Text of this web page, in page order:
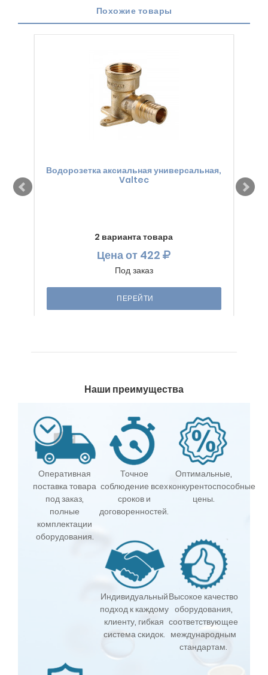
Похожие товары
Водорозетка аксиальная универсальная,
Valtec
2 варианта товара
Ценаот 422
Под заказ
ПЕРЕЙТИ
Наши преимущества
Оперативная
поставка товара
под заказ,
полные
комплектации
оборудования.
Точное
соблюдение всех
сроков и
договоренностей.
Оптимальные,
конкурентоспособные
цены.
Индивидуальный
подход к каждому
клиенту, гибкая
система скидок.
Высокое качество
оборудования,
соответствующее
международным
стандартам.